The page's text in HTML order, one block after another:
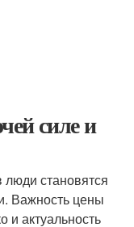
силе и
люди становятся
Важность цены
актуальность